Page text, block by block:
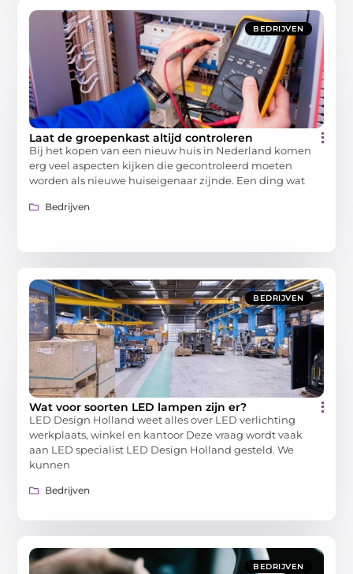
BEDRIJVEN
Laat de groepenkast altijd controleren
Bij het kopen van een nieuw huis in Nederland komen
erg veel aspecten kijken die gecontroleerd moeten
worden als nieuwe huiseigenaar zijnde. Een ding wat
Bedrijven
BEDRIJVEN
Wat voor soorten LED lampen zijn er?
LED Design Holland weet alles over LED verlichting
werkplaats, winkel en kantoor Deze vraag wordt vaak
aan LED specialist LED Design Holland gesteld. We
kunnen
Bedrijven
BEDRIJVEN